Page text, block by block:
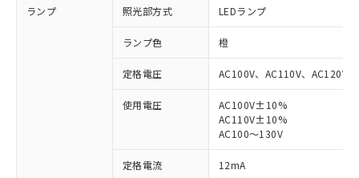
ランプ 照光部方式 LEDランプ
ランプ色 橙
定格電圧 AC100V、AC110V、AC120V
使用電圧
AC100V±10%
AC110V±10%
AC100～130V
定格電流 12mA
対応済み：EU RoHS指令（10物質）の
非含有に対応した製品が提供可能な商品で